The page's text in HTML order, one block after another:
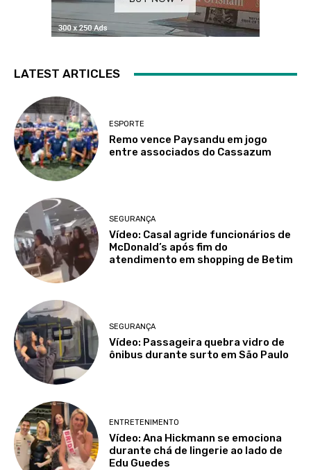
LATEST ARTICLES
ESPORTE
Remo vence Paysandu em jogo
entre associados do Cassazum
SEGURANÇA
Vídeo: Casal agride funcionários de
McDonald’s após fim do
atendimento em shopping de Betim
SEGURANÇA
Vídeo: Passageira quebra vidro de
ônibus durante surto em São Paulo
ENTRETENIMENTO
Vídeo: Ana Hickmann se emociona
durante chá de lingerie ao lado de
Edu Guedes